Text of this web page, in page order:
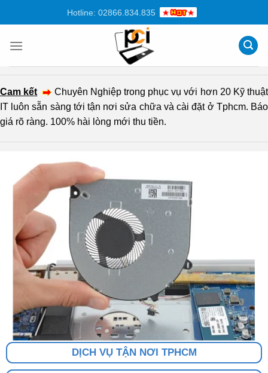
dung
Hotline: 02866.834.835
Cam kết
Chuyên Nghiệp trong phục vụ với hơn 20 Kỹ thuật
IT luôn sẵn sàng tới tận nơi sửa chữa và cài đặt ở Tphcm. Báo
giá rõ ràng. 100% hài lòng mới thu tiền.
DỊCH VỤ TẬN NƠI TPHCM